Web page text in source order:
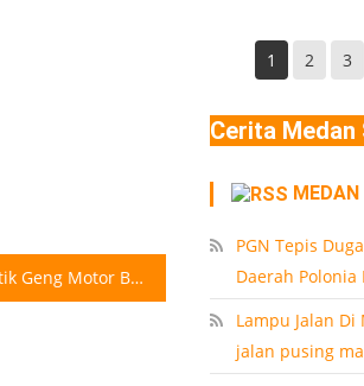
Detik detik Geng Motor Bawa Sajam masuk ke Warkop Deli Tua dan
Serdang
Ledakan
Rumah
Polonia
PT
1 2 3
Cerita Medan
MEDAN
PGN Tepis
Daerah Polonia
Lampu Jalan
jalan pusing